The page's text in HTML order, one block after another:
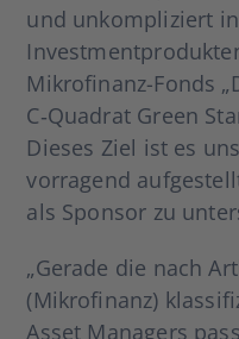
und unkom­pli­ziert
Mikro­­fi­nanz-Fonds
C‑Quadrat Green
Die­ses Ziel ist es
vor­ra­gend
als Spon­sor zu
„Gera­de die nach
(Mikro­fi­nanz)
Asset Mana­gers